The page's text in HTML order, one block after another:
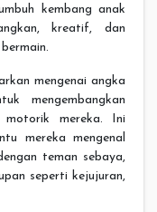
kembang anak
kreatif, dan
mengenai angka
mengembangkan
motorik mereka. Ini
mereka mengenal
teman sebaya,
seperti kejujuran,